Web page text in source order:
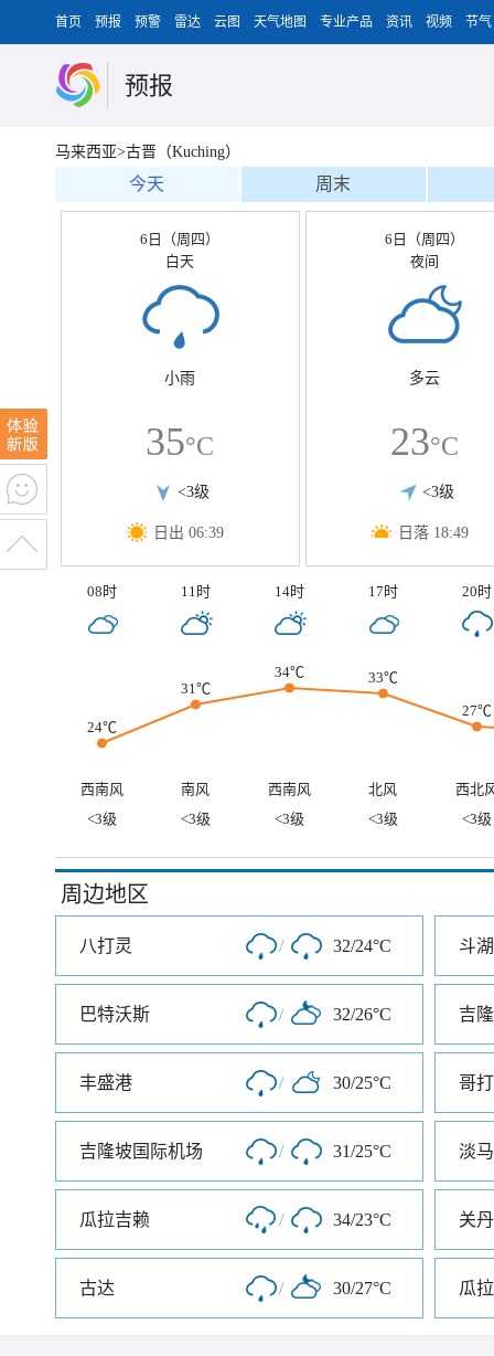
首页 预报 预警 雷达 云图 天气地图 专业产品 资讯 视频 节气
预报
马来西亚>古晋（Kuching）
今天 周末
6日（周四）
白天
小雨
35°C
<3级
日出 06:39
6日（周四）
夜间
多云
23°C
<3级
日落 18:49
08时 11时 14时 17时 20时
24℃
31℃
34℃
33℃
27℃
西南风 南风 西南风 北风
西北
<3级
<3级 <3级 <3级 <3级
周边地区
八打灵 / 32/24°C 斗湖
巴特沃斯 / 32/26°C 吉
丰盛港 / 30/25°C 哥
吉隆坡国际机场 / 31/25°C 淡
瓜拉吉赖 / 34/23°C 关丹
古达 / 30/27°C 瓜